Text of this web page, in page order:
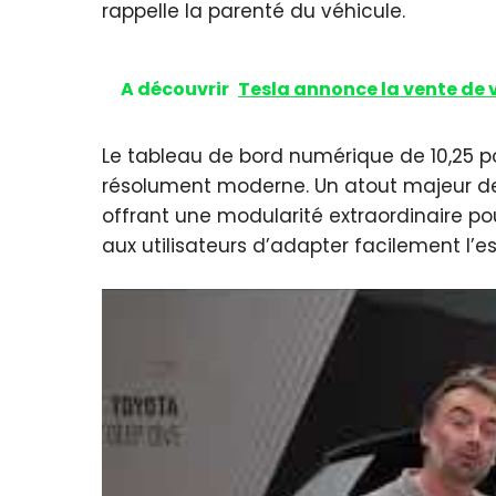
rappelle la parenté du véhicule.
A découvrir Tesla annonce la vente
Le tableau de bord numérique de 10,25
résolument moderne. Un atout majeur
offrant une modularité extraordinaire
aux utilisateurs d’adapter facilement